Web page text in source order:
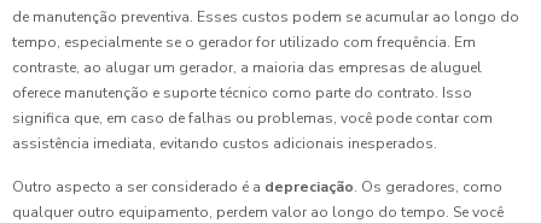
de manutenção preventiva. Esses custos podem se acumular ao longo do
tempo, especialmente se o gerador for utilizado com frequência. Em
contraste, ao alugar um gerador, a maioria das empresas de aluguel
oferece manutenção e suporte técnico como parte do contrato. Isso
significa que, em caso de falhas ou problemas, você pode contar com
assistência imediata, evitando custos adicionais inesperados.
Outro aspecto a ser considerado é a depreciação. Os geradores, como
qualquer outro equipamento, perdem valor ao longo do tempo. Se você